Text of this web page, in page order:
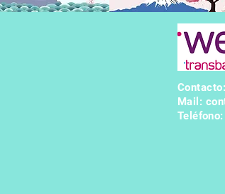
Contacto:
Mail:
Teléfono